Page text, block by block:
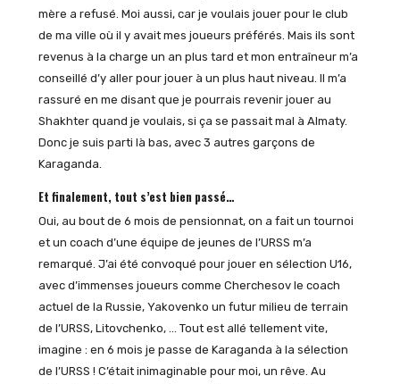
mère a refusé. Moi aussi, car je voulais jouer pour le club
de ma ville où il y avait mes joueurs préférés. Mais ils sont
revenus à la charge un an plus tard et mon entraîneur m’a
conseillé d’y aller pour jouer à un plus haut niveau. Il m’a
rassuré en me disant que je pourrais revenir jouer au
Shakhter quand je voulais, si ça se passait mal à Almaty.
Donc je suis parti là bas, avec 3 autres garçons de
Karaganda.
Et finalement, tout s’est bien passé…
Oui, au bout de 6 mois de pensionnat, on a fait un tournoi
et un coach d’une équipe de jeunes de l’URSS m’a
remarqué. J’ai été convoqué pour jouer en sélection U16,
avec d’immenses joueurs comme Cherchesov le coach
actuel de la Russie, Yakovenko un futur milieu de terrain
de l’URSS, Litovchenko, … Tout est allé tellement vite,
imagine : en 6 mois je passe de Karaganda à la sélection
de l’URSS ! C’était inimaginable pour moi, un rêve. Au